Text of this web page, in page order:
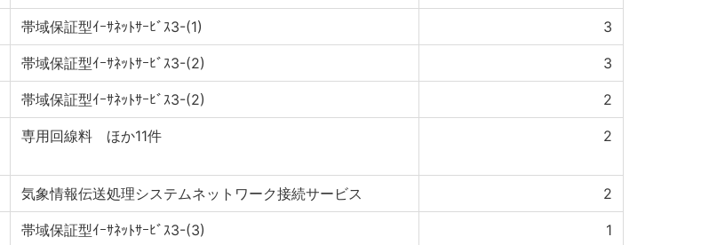
帯域保証型ｲｰｻﾈｯﾄｻｰﾋﾞｽ3-(1) 3
帯域保証型ｲｰｻﾈｯﾄｻｰﾋﾞｽ3-(2) 3
帯域保証型ｲｰｻﾈｯﾄｻｰﾋﾞｽ3-(2) 2
専用回線料 ほか11件 2
気象情報伝送処理システムネットワーク接続サービス 2
帯域保証型ｲｰｻﾈｯﾄｻｰﾋﾞｽ3-(3) 1